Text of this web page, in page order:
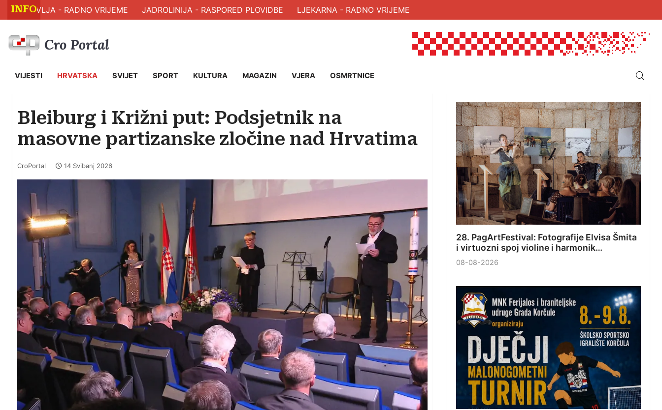
INFO
ZDRAVLJA - RADNO VRIJEME JADROLINIJA - RASPORED PLOVIDBE LJEKARNA - RADNO VRIJEME
VIJESTI HRVATSKA SVIJET SPORT KULTURA MAGAZIN VJERA OSMRTNICE
Bleiburg i Križni put: Podsjetnik na
masovne partizanske zločine nad Hrvatima
CroPortal 14 Svibanj 2026
28. PagArtFestival: Fotografije Elvisa Šmita
i virtuozni spoj violine i harmonik…
08-08-2026